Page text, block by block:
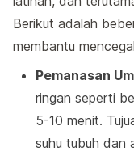
Berikut adalah
membantu
Pemanasan
ringan seperti
5-10 menit.
suhu tubuh dan